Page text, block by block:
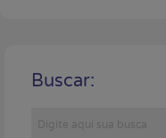
Buscar: